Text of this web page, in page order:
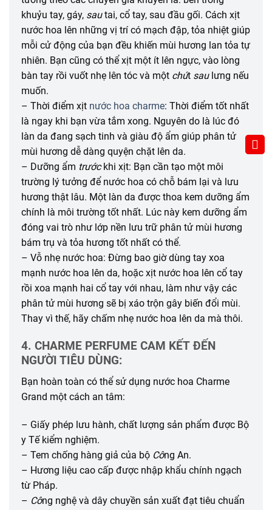
khuỷu tay, gáy, sautai, cổ tay, sau đầu gối. Cách xịt
nước hoa lên những vị trí có mạch đập, tỏa nhiệt giúp
mỗi cử động của bạn đều khiến mùi hương lan tỏa tự
nhiên. Bạn cũng có thể xịt một ít lên ngực, vào lòng
bàn tay rồi vuốt nhẹ lên tóc và một chút sau lưng nếu
muốn.
– Thời điểm xịt nước hoa charme: Thời điểm tốt nhất
là ngay khi bạn vừa tắm xong. Nguyên do là lúc đó
làn da đang sạch tinh và giàu độ ẩm giúp phân tử
mùi hương dễ dàng quyện chặt lên da.
– Dưỡng ẩm trước khi xịt: Bạn cần tạo một môi
trường lý tưởng để nước hoa có chỗ bám lại và lưu
hương thật lâu. Một làn da được thoa kem dưỡng ẩm
chính là môi trường tốt nhất. Lúc này kem dưỡng ẩm
đóng vai trò như lớp nền lưu trữ phân tử mùi hương
bám trụ và tỏa hương tốt nhất có thể.
– Vỗ nhẹ nước hoa: Đừng bao giờ dùng tay xoa
mạnh nước hoa lên da, hoặc xịt nước hoa lên cổ tay
rồi xoa mạnh hai cổ tay với nhau, làm như vậy các
phân tử mùi hương sẽ bị xáo trộn gây biến đổi mùi.
Thay vì thế, hãy chấm nhẹ nước hoa lên da mà thôi.
4. CHARME PERFUME CAM KẾT ĐẾN
NGƯỜI TIÊU DÙNG:
Bạn hoàn toàn có thể sử dụng nước hoa Charme
Grand một cách an tâm:
– Giấy phép lưu hành, chất lượng sản phẩm được Bộ
y Tế kiểm nghiệm.
– Tem chống hàng giả của bộ Công An.
– Hương liệu cao cấp được nhập khẩu chính ngạch
từ Pháp.
– Công nghệ và dây chuyền sản xuất đạt tiêu chuẩn